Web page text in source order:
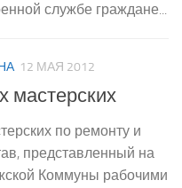
службе граждане...
12 МАЯ 2012
мастерских
по ремонту и
представленный на
Коммуны рабочими